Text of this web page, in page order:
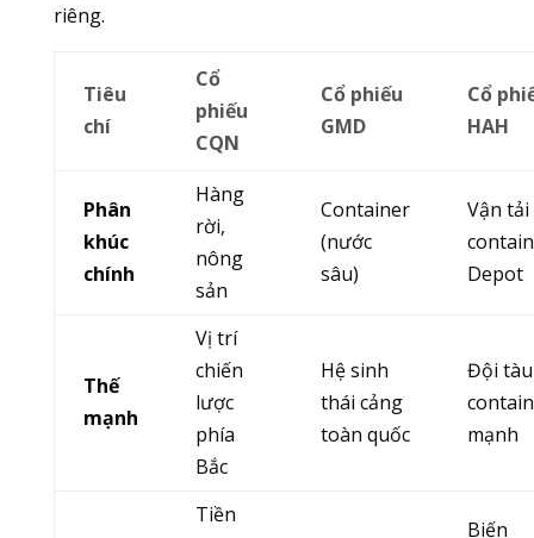
riêng.
Tiêu
chí
Cổ
phiếu
CQN
Cổ phiếu
GMD
Cổ
HAH
Phân
khúc
chính
Hàng
rời,
nông
sản
Container
(nước
sâu)
Vận tải
Depot
Thế
mạnh
Vị trí
chiến
lược
phía
Bắc
Hệ sinh
thái cảng
toàn quốc
Đội tàu
mạnh
Tiền
Biến